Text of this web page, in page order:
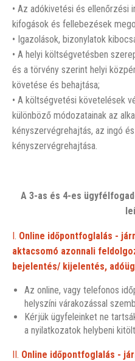
• Az adókivetési és ellenőrzési
kifogások és fellebezések
• Igazolások, bizonylatok
• A helyi költségvetésben
és a törvény szerint helyi
követése és behajtása;
• A költségvetési követelések
különböző módozatainak az
kényszervégrehajtás, az ingó
kényszervégrehajtása.
A 3-as és 4-es
I. Online időpontfoglalás -
aktacsomó azonnali
bejelentés/ kijelentés,
Az online, vagy telefonos
helyszíni várakozással
Kérjük ügyfeleinket ne
a nyilatkozatok helybeni
II. Online időpontfoglalás -